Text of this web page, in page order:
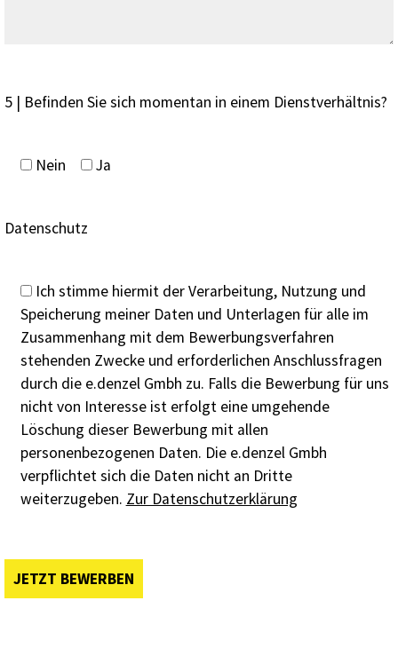
5 | Befinden Sie sich momentan in einem Dienstverhältnis?
Nein Ja
Datenschutz
Ich stimme hiermit der Verarbeitung, Nutzung und
Speicherung meiner Daten und Unterlagen für alle im
Zusammenhang mit dem Bewerbungsverfahren
stehenden Zwecke und erforderlichen Anschlussfragen
durch die e.denzel Gmbh zu. Falls die Bewerbung für uns
nicht von Interesse ist erfolgt eine umgehende
Löschung dieser Bewerbung mit allen
personenbezogenen Daten. Die e.denzel Gmbh
verpflichtet sich die Daten nicht an Dritte
weiterzugeben. Zur Datenschutzerklärung